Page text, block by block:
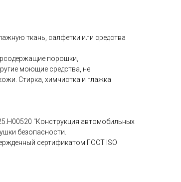
ткань, салфетки или средства
порошки,
моющие средства, не
Стирка, химчистка и глажка
"Конструкция автомобильных
безопасности.
сертификатом ГОСТ ISO